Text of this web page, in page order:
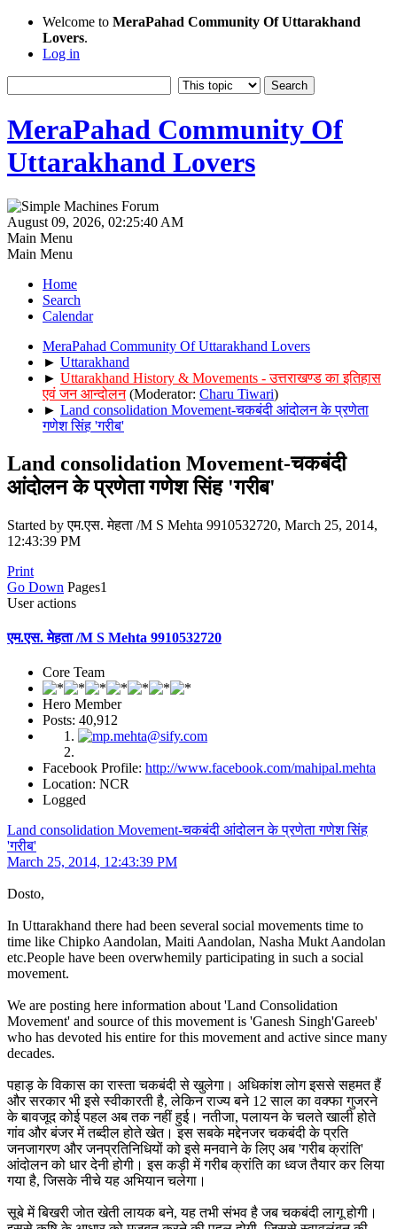
Welcome to MeraPahad Community Of Uttarakhand
Lovers.
Log in
MeraPahad Community Of
Uttarakhand Lovers
August 09, 2026, 02:25:40 AM
Main Menu
Main Menu
Home
Search
Calendar
MeraPahad Community Of Uttarakhand Lovers
► Uttarakhand
► Uttarakhand History & Movements - उत्तराखण्ड का इतिहास
एवं जन आन्दोलन (Moderator: Charu Tiwari)
► Land consolidation Movement-चकबंदी आंदोलन के प्रणेता
गणेश सिंह 'गरीब'
Land consolidation Movement-चकबंदी
आंदोलन के प्रणेता गणेश सिंह 'गरीब'
Started by एम.एस. मेहता /M S Mehta 9910532720, March 25, 2014,
12:43:39 PM
Print
Go Down Pages1
User actions
एम.एस. मेहता /M S Mehta 9910532720
Core Team
Hero Member
Posts: 40,912
Facebook Profile: http://www.facebook.com/mahipal.mehta
Location: NCR
Logged
Land consolidation Movement-चकबंदी आंदोलन के प्रणेता गणेश सिंह
'गरीब'
March 25, 2014, 12:43:39 PM
Dosto,
In Uttarakhand there had been several social movements time to
time like Chipko Aandolan, Maiti Aandolan, Nasha Mukt Aandolan
etc.People have been overwhemily participating in such a social
movement.
We are posting here information about 'Land Consolidation
Movement' and source of this movement is 'Ganesh Singh'Gareeb'
who has devoted his entire for this movement and active since many
decades.
पहाड़ के विकास का रास्ता चकबंदी से खुलेगा। अधिकांश लोग इससे सहमत हैं
और सरकार भी इसे स्वीकारती है, लेकिन राज्य बने 12 साल का वक्फा गुजरने
के बावजूद कोई पहल अब तक नहीं हुई। नतीजा, पलायन के चलते खाली होते
गांव और बंजर में तब्दील होते खेत। इस सबके मद्देनजर चकबंदी के प्रति
जनजागरण और जनप्रतिनिधियों को इसे मनवाने के लिए अब 'गरीब क्रांति'
आंदोलन को धार देनी होगी। इस कड़ी में गरीब क्रांति का ध्वज तैयार कर लिया
गया है, जिसके नीचे यह अभियान चलेगा।
सूबे में बिखरी जोत खेती लायक बने, यह तभी संभव है जब चकबंदी लागू होगी।